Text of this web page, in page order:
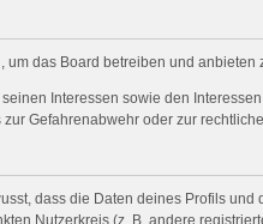
das Board betreiben und anbieten
Interessen sowie den
Gefahrenabwehr oder zur
dass die Daten deines Profils
Nutzerkreis (z. B. andere